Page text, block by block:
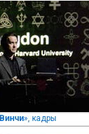
», кадры